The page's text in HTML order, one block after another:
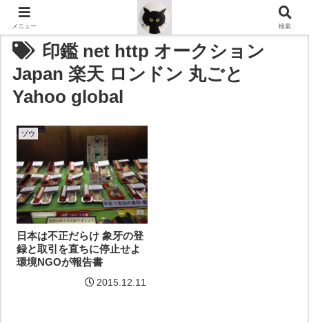
印鑑 net http オークション
Japan 楽天 ロンドン 丸ごと
Yahoo global
ゾウ
日本は不正だらけ 象牙の登
録と取引を直ちに停止せよ
環境NGOが報告書
2015.12.11
メニュー 検索